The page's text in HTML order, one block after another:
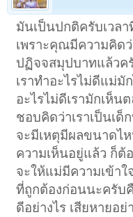
มันเป็นปกติครับเวล
เพราะคุณมีความคิด
ปฏิจจสมุปบาทแล้วค
เราทำอะไรไม่ดีแม่
อะไรไม่ดีเรามักเห็
ชอบคิดว่าเราเป็นเด็
จะมีเหตุมีผลขนาดไ
ความเห็นอยู่แล้ว ก็ต้
จะให้แม่มีความเข้าใ
ที่ถูกต้องก่อนนะครับ
ดีอย่างไร เสียหายอ